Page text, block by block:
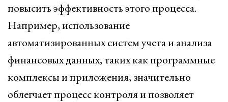
повысить эффективность этого процесса.
Например, использование
автоматизированных систем учета и анализа
финансовых данных, таких как программные
комплексы и приложения, значительно
облегчает процесс контроля и позволяет